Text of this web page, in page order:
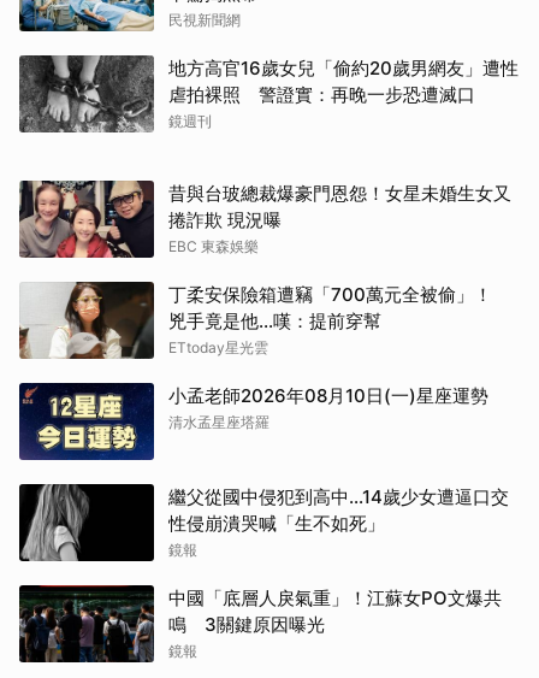
民視新聞網
地方高官16歲女兒「偷約20歲男網友」遭性
虐拍裸照 警證實：再晚一步恐遭滅口
鏡週刊
昔與台玻總裁爆豪門恩怨！女星未婚生女又
捲詐欺 現況曝
EBC 東森娛樂
丁柔安保險箱遭竊「700萬元全被偷」！
兇手竟是他...嘆：提前穿幫
ETtoday星光雲
小孟老師2026年08月10日(一)星座運勢
清水孟星座塔羅
繼父從國中侵犯到高中…14歲少女遭逼口交
性侵崩潰哭喊「生不如死」
鏡報
中國「底層人戾氣重」！江蘇女PO文爆共
鳴 3關鍵原因曝光
鏡報